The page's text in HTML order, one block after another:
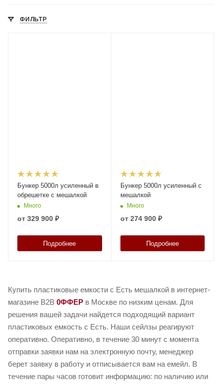
ФИЛЬТР
Бункер 5000л усиленный в
обрешетке с мешалкой
Много
от 329 900 ₽
Подробнее
Бункер 5000л усиленный с
мешалкой
Много
от 274 900 ₽
Подробнее
Купить пластиковые емкости с Есть мешалкой в интернет-
магазине B2B 0ФФЕР в Москве по низким ценам. Для
решения вашей задачи найдется подходящий вариант
пластиковых емкость с Есть. Наши сейлзы реагируют
оперативно. Оперативно, в течение 30 минут с момента
отправки заявки нам на электронную почту, менеджер
берет заявку в работу и отписывается вам на емейл. В
течение пары часов готовит информацию: по наличию или